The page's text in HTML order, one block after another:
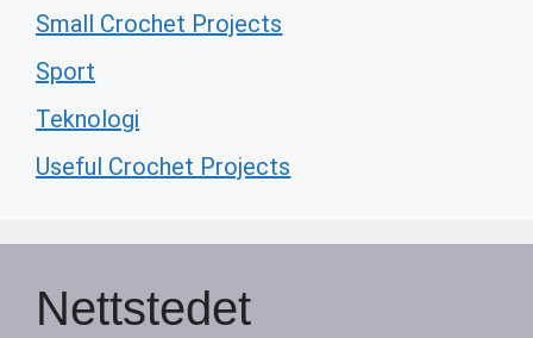
Small Crochet Projects
Sport
Teknologi
Useful Crochet Projects
Nettstedet